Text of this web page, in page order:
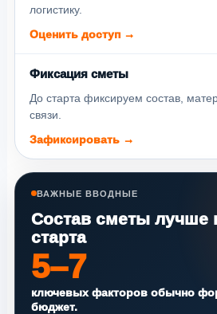
логистику.
Оценить доступ →
Фиксация сметы
До старта фиксируем состав,
связи.
Зафиксировать →
ВАЖНЫЕ ВВОДНЫЕ
Состав сметы лучше
старта
5–7
ключевых факторов обычно
бюджет.